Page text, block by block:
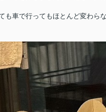
も車で行ってもほとんど変わら